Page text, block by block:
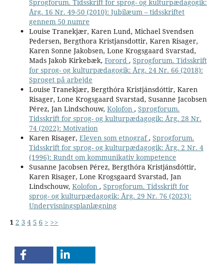
Sprogforum. Tidsskrift for sprog- og kulturpædagogik:
Årg. 16 Nr. 49-50 (2010): Jubilæum – tidsskriftet
gennem 50 numre
Louise Tranekjær, Karen Lund, Michael Svendsen
Pedersen, Bergthora Kristjansdottir, Karen Risager,
Karen Sonne Jakobsen, Lone Krogsgaard Svarstad,
Mads Jakob Kirkebæk, Forord , Sprogforum. Tidsskrift
for sprog- og kulturpædagogik: Årg. 24 Nr. 66 (2018):
Sproget på arbejde
Louise Tranekjær, Bergthóra Kristjánsdóttir, Karen
Risager, Lone Krogsgaard Svarstad, Susanne Jacobsen
Pérez, Jan Lindschouw, Kolofon , Sprogforum.
Tidsskrift for sprog- og kulturpædagogik: Årg. 28 Nr.
74 (2022): Motivation
Karen Risager, Eleven som etnograf, Sprogforum.
Tidsskrift for sprog- og kulturpædagogik: Årg. 2 Nr. 4
(1996): Rundt om kommunikativ kompetence
Susanne Jacobsen Pérez, Bergthóra Kristjánsdóttir,
Karen Risager, Lone Krogsgaard Svarstad, Jan
Lindschouw, Kolofon , Sprogforum. Tidsskrift for
sprog- og kulturpædagogik: Årg. 29 Nr. 76 (2023):
Undervisningsplanlægning
1 2 3 4 5 6 > >>